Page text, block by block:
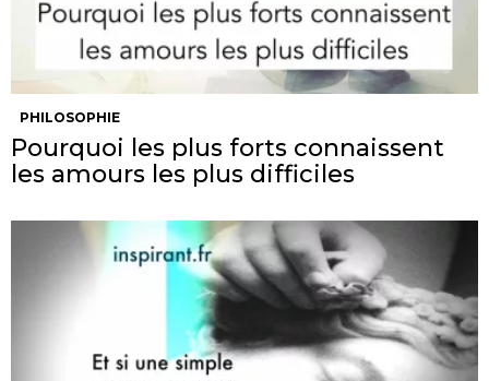
PHILOSOPHIE
Pourquoi les plus forts connaissent
les amours les plus difficiles